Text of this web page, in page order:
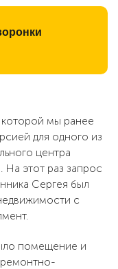
мы ранее
для одного из
центра
На этот раз запрос
Сергея был
с
помещение и